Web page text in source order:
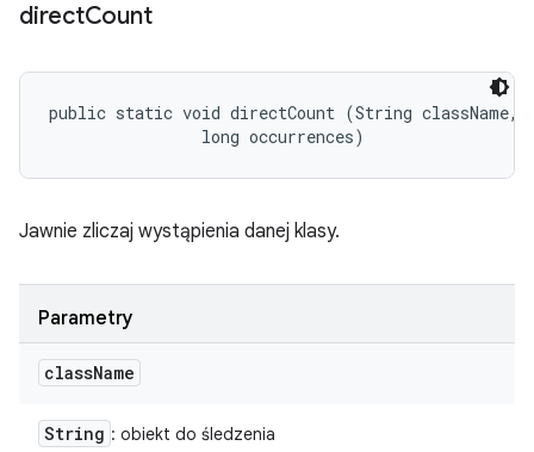
directCount
public static void directCount (String className,
                long occurrences)
Jawnie zliczaj wystąpienia danej klasy.
Parametry
className
String : obiekt do śledzenia